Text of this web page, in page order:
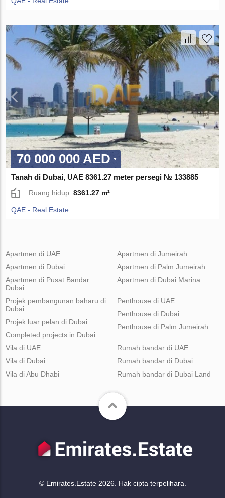
70 000 000 AED
Tanah di Dubai, UAE 8361.27 meter persegi № 133885
Ruang hidup:8361.27 m²
QAE - Real Estate
Apartmen di UAE
Apartmen di Dubai
Apartmen di Pusat Bandar
Dubai
Apartmen di Jumeirah
Apartmen di Palm Jumeirah
Apartmen di Dubai Marina
Projek pembangunan baharu di
Dubai
Projek luar pelan di Dubai
Completed projects in Dubai
Penthouse di UAE
Penthouse di Dubai
Penthouse di Palm Jumeirah
Vila di UAE
Vila di Dubai
Vila di Abu Dhabi
Rumah bandar di UAE
Rumah bandar di Dubai
Rumah bandar di Dubai Land
© Emirates.Estate 2026. Hak cipta terpelihara.